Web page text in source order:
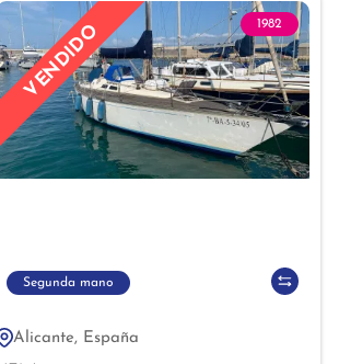
1982
Segunda mano
VENDIDO
Alicante, España